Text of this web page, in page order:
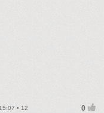
• 12